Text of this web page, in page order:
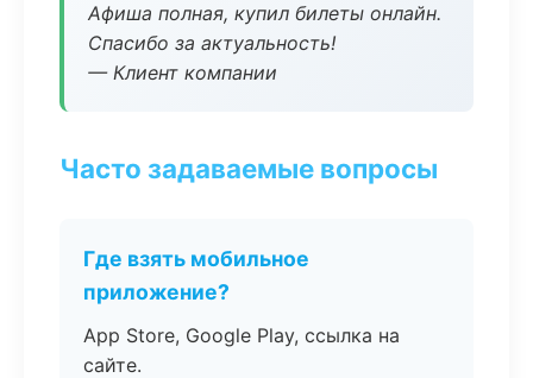
Афиша полная, купил билеты онлайн.
Спасибо за актуальность!
— Клиент компании
Часто задаваемые вопросы
Где взять мобильное
приложение?
App Store, Google Play, ссылка на
сайте.